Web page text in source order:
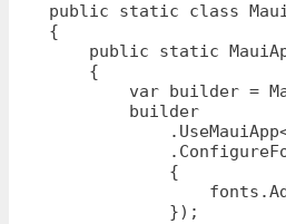
public static class
    {
public static
        {
var builder =
            builder
                {
                });